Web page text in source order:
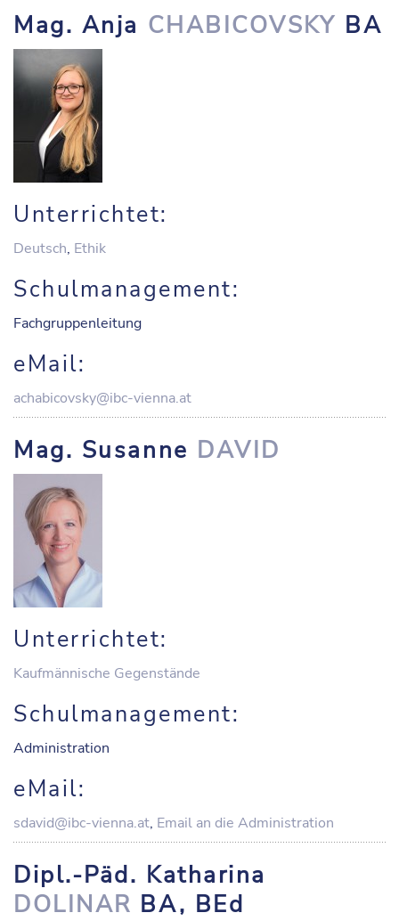
Mag. Anja CHABICOVSKY BA
Unterrichtet:
Deutsch, Ethik
Schulmanagement:
Fachgruppenleitung
eMail:
achabicovsky@ibc-vienna.at
Mag. Susanne DAVID
Unterrichtet:
Kaufmännische Gegenstände
Schulmanagement:
Administration
eMail:
sdavid@ibc-vienna.at, Email an die Administration
Dipl.-Päd. Katharina
DOLINAR BA, BEd